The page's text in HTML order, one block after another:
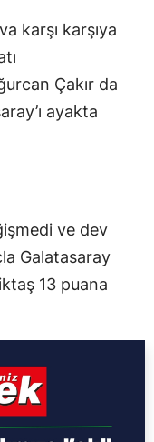
karşı karşıya
Çakır da
ayakta
ve dev
Galatasaray
13 puana